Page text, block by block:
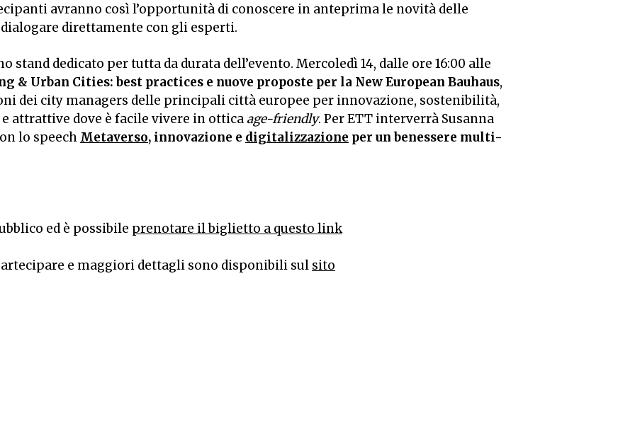
avranno così l’opportunità di conoscere in anteprima le novità delle
direttamente con gli esperti.
stand dedicato per tutta da durata dell’evento. Mercoledì 14, dalle ore 16:00 alle
& Urban Cities: best practices e nuove proposte per la New European Bauhaus,
dei city managers delle principali città europee per innovazione, sostenibilità,
attrattive dove è facile vivere in ottica age-friendly. Per ETT interverrà Susanna
lo speech Metaverso, innovazione e digitalizzazione per un benessere multi-
ed è possibile prenotare il biglietto a questo link
e maggiori dettagli sono disponibili sul sito